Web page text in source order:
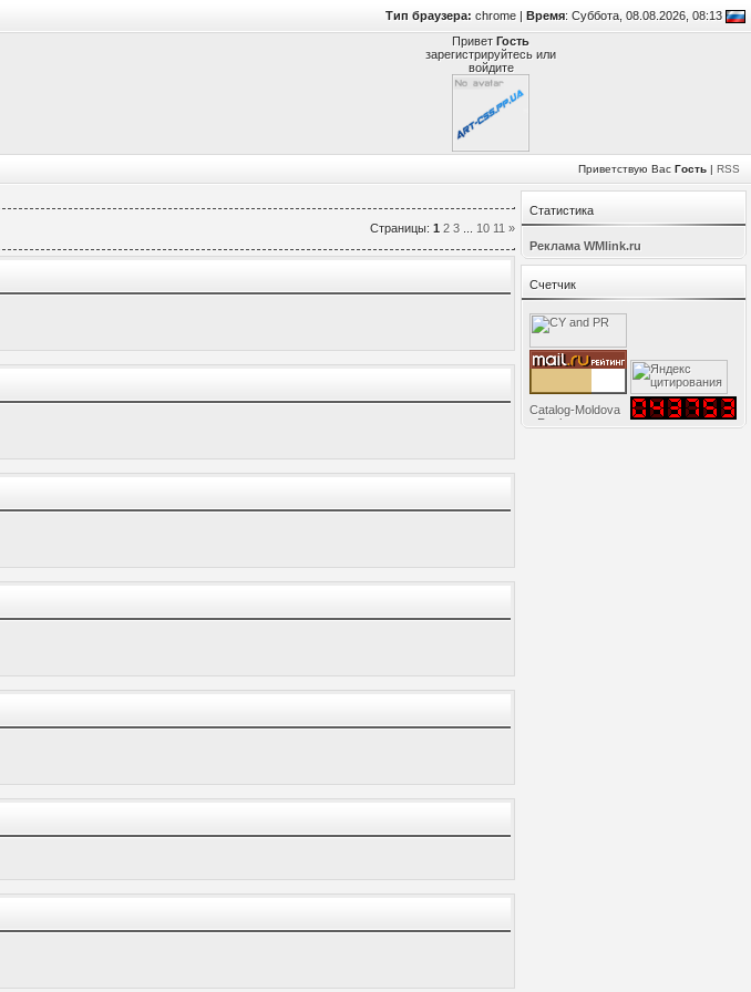
Тип браузера: chrome | Время: Суббота, 08.08.2026, 08:13
Привет Гость
зарегистрируйтесь или
войдите
Приветствую Вас Гость | RSS
Страницы: 1 2 3 10 11 »
Статистика
Реклама WMlink.ru
Счетчик